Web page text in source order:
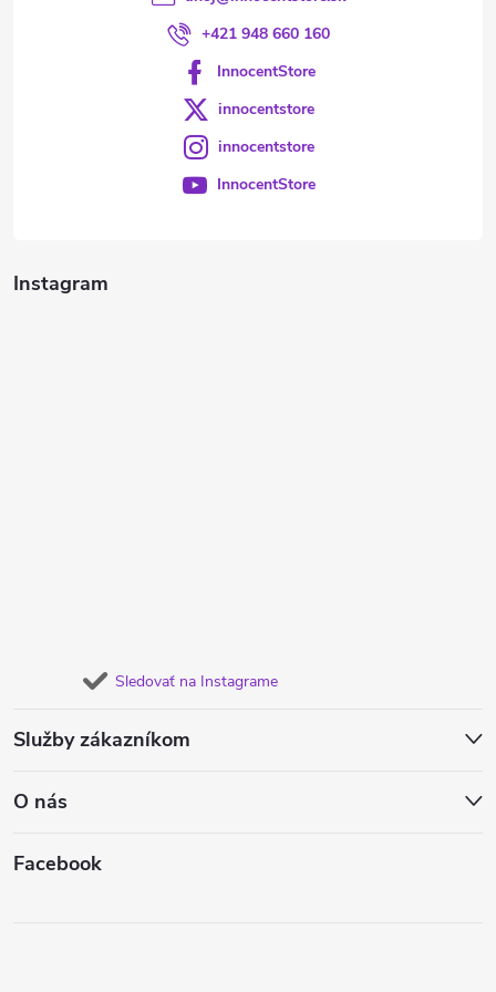
Instagram
Sledovať na Instagrame
Služby zákazníkom
O nás
Facebook
+421 948 660 160
InnocentStore
innocentstore
innocentstore
InnocentStore